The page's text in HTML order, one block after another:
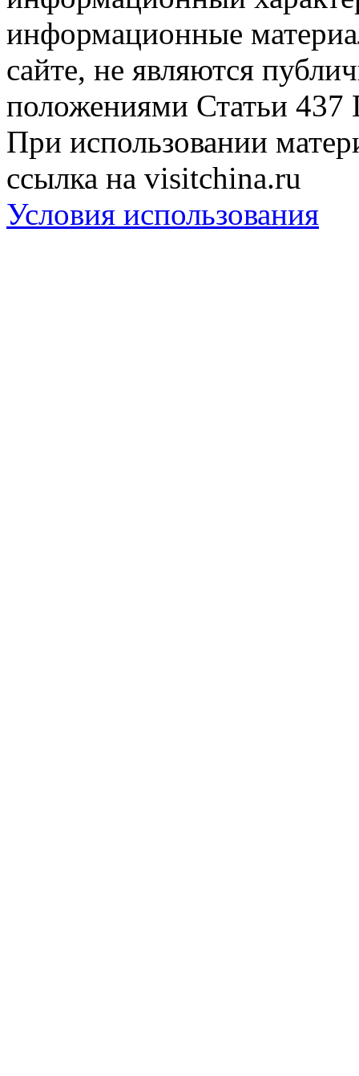
информационные
сайте, не являются
положениями Статьи 437
При использовании
ссылка на visitchina.ru
Условия использования